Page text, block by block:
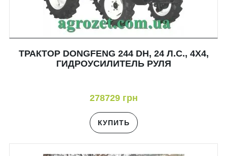
ТРАКТОР DONGFENG 244 DH, 24 Л.С., 4Х4,
ГИДРОУСИЛИТЕЛЬ РУЛЯ
278729 грн
КУПИТЬ